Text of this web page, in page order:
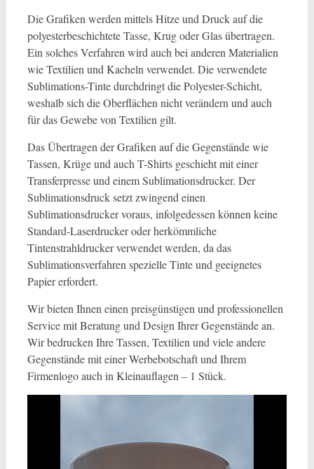
Die Grafiken werden mittels Hitze und Druck auf die
polyesterbeschichtete Tasse, Krug oder Glas übertragen.
Ein solches Verfahren wird auch bei anderen Materialien
wie Textilien und Kacheln verwendet. Die verwendete
Sublimations-Tinte durchdringt die Polyester-Schicht,
weshalb sich die Oberflächen nicht verändern und auch
für das Gewebe von Textilien gilt.
Das Übertragen der Grafiken auf die Gegenstände wie
Tassen, Krüge und auch T-Shirts geschieht mit einer
Transferpresse und einem Sublimationsdrucker. Der
Sublimationsdruck setzt zwingend einen
Sublimationsdrucker voraus, infolgedessen können keine
Standard-Laserdrucker oder herkömmliche
Tintenstrahldrucker verwendet werden, da das
Sublimationsverfahren spezielle Tinte und geeignetes
Papier erfordert.
Wir bieten Ihnen einen preisgünstigen und professionellen
Service mit Beratung und Design Ihrer Gegenstände an.
Wir bedrucken Ihre Tassen, Textilien und viele andere
Gegenstände mit einer Werbebotschaft und Ihrem
Firmenlogo auch in Kleinauflagen – 1 Stück.